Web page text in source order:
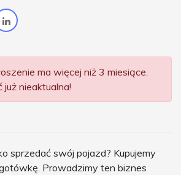
ma więcej niż 3 miesiące.
nieaktualna!
sprzedać swój pojazd? Kupujemy
Prowadzimy ten biznes